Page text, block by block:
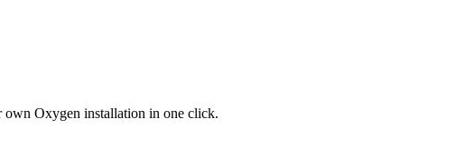
own Oxygen installation in one click.